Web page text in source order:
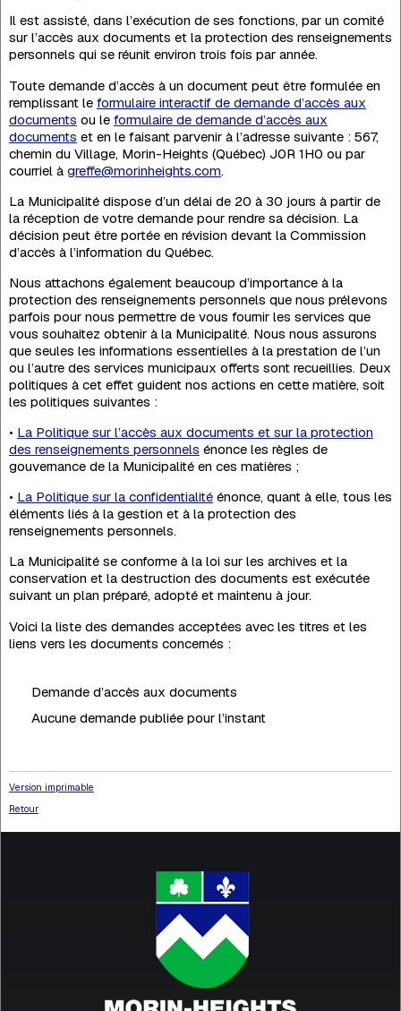
Il est assisté, dans l’exécution de ses fonctions, par un comité
sur l’accès aux documents et la protection des renseignements
personnels qui se réunit environ trois fois par année.
Toute demande d’accès à un document peut être formulée en
remplissant le formulaire interactif de demande d’accès aux
documents ou le formulaire de demande d’accès aux
documents et en le faisant parvenir à l’adresse suivante : 567,
chemin du Village, Morin-Heights (Québec) J0R 1H0 ou par
courriel à greffe@morinheights.com.
La Municipalité dispose d’un délai de 20 à 30 jours à partir de
la réception de votre demande pour rendre sa décision. La
décision peut être portée en révision devant la Commission
d’accès à l’information du Québec.
Nous attachons également beaucoup d’importance à la
protection des renseignements personnels que nous prélevons
parfois pour nous permettre de vous fournir les services que
vous souhaitez obtenir à la Municipalité. Nous nous assurons
que seules les informations essentielles à la prestation de l’un
ou l’autre des services municipaux offerts sont recueillies. Deux
politiques à cet effet guident nos actions en cette matière, soit
les politiques suivantes :
• La Politique sur l’accès aux documents et sur la protection
des renseignements personnels énonce les règles de
gouvernance de la Municipalité en ces matières ;
• La Politique sur la confidentialitéénonce, quant à elle, tous les
éléments liés à la gestion et à la protection des
renseignements personnels.
La Municipalité se conforme à la loi sur les archives et la
conservation et la destruction des documents est exécutée
suivant un plan préparé, adopté et maintenu à jour.
Voici la liste des demandes acceptées avec les titres et les
liens vers les documents concernés :
Demande d’accès aux documents
Aucune demande publiée pour l’instant
Version imprimable
Retour